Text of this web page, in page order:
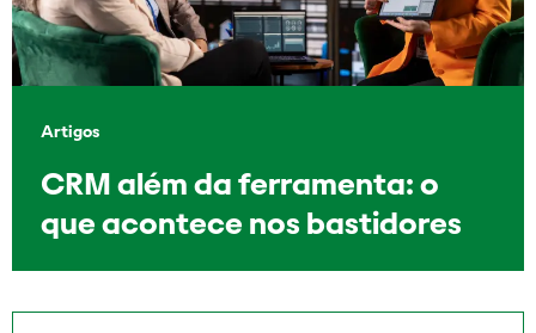
Artigos
CRM além da ferramenta: o
que acontece nos bastidores